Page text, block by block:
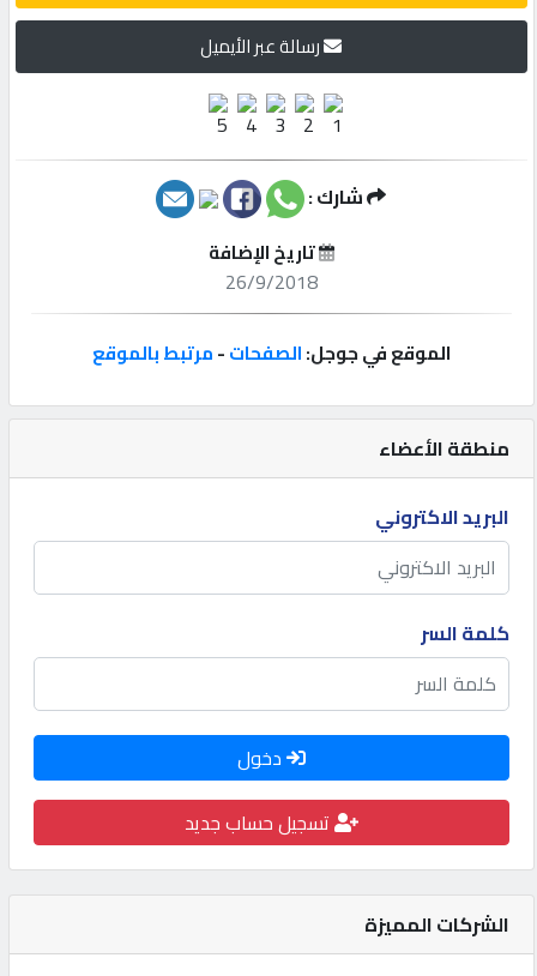
شركات
إعلانات
المنتدى
كيو
مزاد
كيو
نمبر
كيو
كارز
كيو
ماركت
منطقة الأعضاء
البريد الاكتروني
كلمة السر
دخول
تسجيل حساب جديد
الشركات المميزة
رسالة عبر الأيميل
شارك :
تاريخ الإضافة
26/9/2018
الموقع في جوجل:الصفحات-مرتبط بالموقع